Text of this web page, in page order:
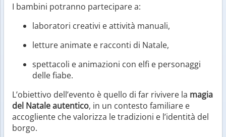
I bambini potranno partecipare a:
laboratori creativi e attività manuali,
letture animate e racconti di Natale,
spettacoli e animazioni con elfi e personaggi
delle fiabe.
L’obiettivo dell’evento è quello di far rivivere la magia
del Natale autentico, in un contesto familiare e
accogliente che valorizza le tradizioni e l’identità del
borgo.